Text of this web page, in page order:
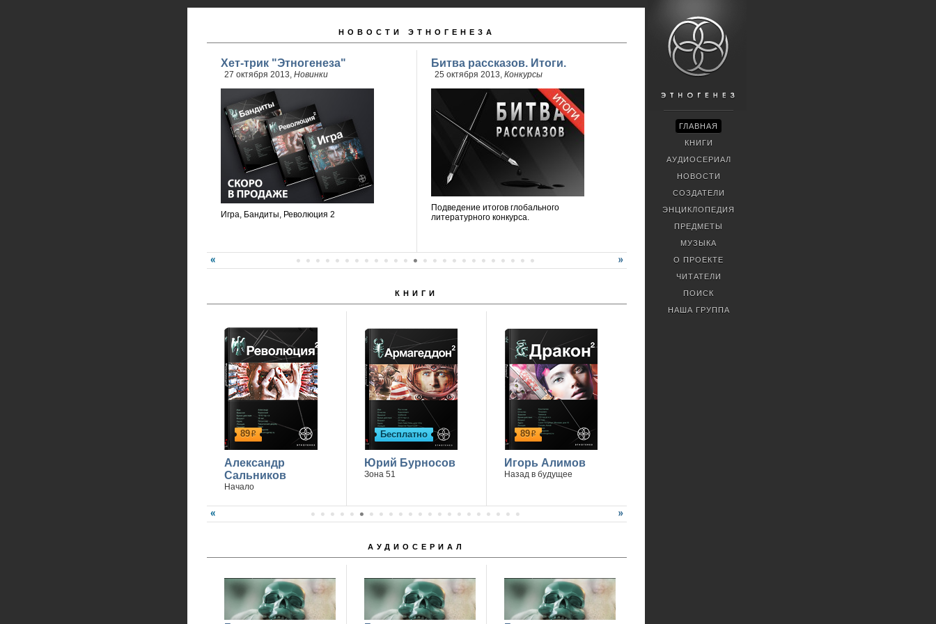
НОВОСТИ ЭТНОГЕНЕЗА
Хет-трик "Этногенеза"
27 октября 2013, Новинки
Игра, Бандиты, Революция 2
Битва рассказов. Итоги.
25 октября 2013, Конкурсы
Подведение итогов глобального
литературного конкурса.
КНИГИ
89р
Александр
Сальников
Начало
Бесплатно
Юрий Бурносов
Зона 51
89р
Игорь Алимов
Назад в будущее
АУДИОСЕРИАЛ
ГЛАВНАЯ
КНИГИ
АУДИОСЕРИАЛ
НОВОСТИ
СОЗДАТЕЛИ
ЭНЦИКЛОПЕДИЯ
ПРЕДМЕТЫ
МУЗЫКА
О ПРОЕКТЕ
ЧИТАТЕЛИ
ПОИСК
НАША ГРУППА